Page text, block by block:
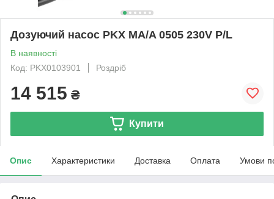
Дозуючий насос PKX MA/A 0505 230V P/L
В наявності
Код: PKX0103901
Роздріб
14 515 ₴
Купити
Опис Характеристики Доставка Оплата Умови